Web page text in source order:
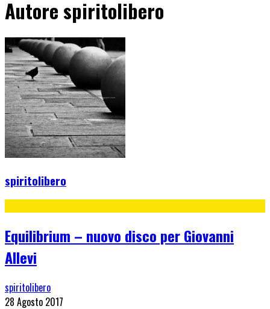
Autorespiritolibero
spiritolibero
Equilibrium – nuovo disco per Giovanni
Allevi
spiritolibero
28 Agosto 2017